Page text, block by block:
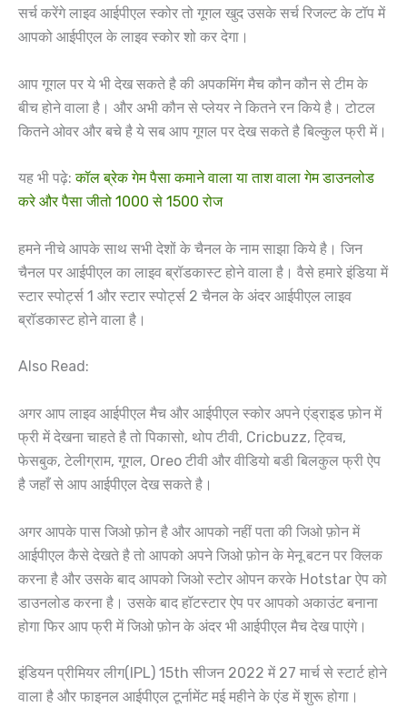
सर्च करेंगे लाइव आईपीएल स्कोर तो गूगल खुद उसके सर्च रिजल्ट के टॉप में
आपको आईपीएल के लाइव स्कोर शो कर देगा।
आप गूगल पर ये भी देख सकते है की अपकमिंग मैच कौन कौन से टीम के
बीच होने वाला है। और अभी कौन से प्लेयर ने कितने रन किये है। टोटल
कितने ओवर और बचे है ये सब आप गूगल पर देख सकते है बिल्कुल फ्री में।
यह भी पढ़े:कॉल ब्रेक गेम पैसा कमाने वाला या ताश वाला गेम डाउनलोड
करे और पैसा जीतो 1000 से 1500 रोज
हमने नीचे आपके साथ सभी देशों के चैनल के नाम साझा किये है। जिन
चैनल पर आईपीएल का लाइव ब्रॉडकास्ट होने वाला है। वैसे हमारे इंडिया में
स्टार स्पोर्ट्स 1 और स्टार स्पोर्ट्स 2 चैनल के अंदर आईपीएल लाइव
ब्रॉडकास्ट होने वाला है।
Also Read:
अगर आप लाइव आईपीएल मैच और आईपीएल स्कोर अपने एंड्राइड फ़ोन में
फ्री में देखना चाहते है तो पिकासो, थोप टीवी, Cricbuzz, ट्विच,
फेसबुक, टेलीग्राम, गूगल, Oreo टीवी और वीडियो बडी बिलकुल फ्री ऐप
है जहाँ से आप आईपीएल देख सकते है।
अगर आपके पास जिओ फ़ोन है और आपको नहीं पता की जिओ फ़ोन में
आईपीएल कैसे देखते है तो आपको अपने जिओ फ़ोन के मेनू बटन पर क्लिक
करना है और उसके बाद आपको जिओ स्टोर ओपन करके Hotstar ऐप को
डाउनलोड करना है। उसके बाद हॉटस्टार ऐप पर आपको अकाउंट बनाना
होगा फिर आप फ्री में जिओ फ़ोन के अंदर भी आईपीएल मैच देख पाएंगे।
इंडियन प्रीमियर लीग(IPL) 15th सीजन 2022 में 27 मार्च से स्टार्ट होने
वाला है और फाइनल आईपीएल टूर्नामेंट मई महीने के एंड में शुरू होगा।